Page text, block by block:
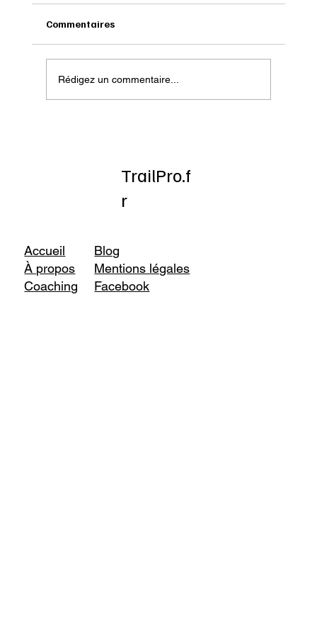
Onatera : Pour affronter l’hiver
Commentaires
Rédigez un commentaire...
TrailPro.f
r
Accueil
À propos
Coaching
Blog
Mentions légales
Facebook